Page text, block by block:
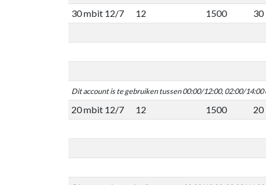
30 mbit 12/7
12 1500
Dit account is te gebruiken tussen 00:00/12:00, 02:00/14:00
20 mbit 12/7 12 1500